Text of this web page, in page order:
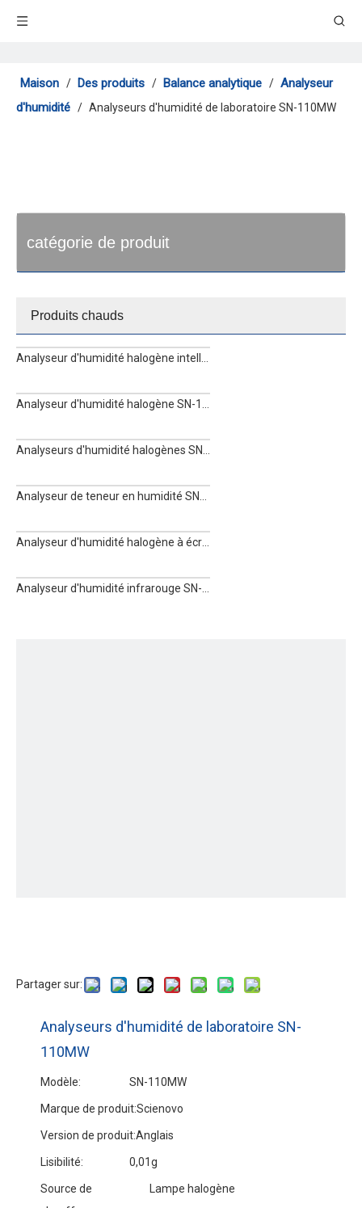
Maison / Des produits / Balance analytique / Analyseur
d'humidité / Analyseurs d'humidité de laboratoire SN-110MW
catégorie de produit
Produits chauds
Partager sur:
Analyseurs d'humidité de laboratoire SN-
110MW
Modèle: SN-110MW
Marque de produit:Scienovo
Version de produit:Anglais
Lisibilité: 0,01g
Source de
Lampe halogène